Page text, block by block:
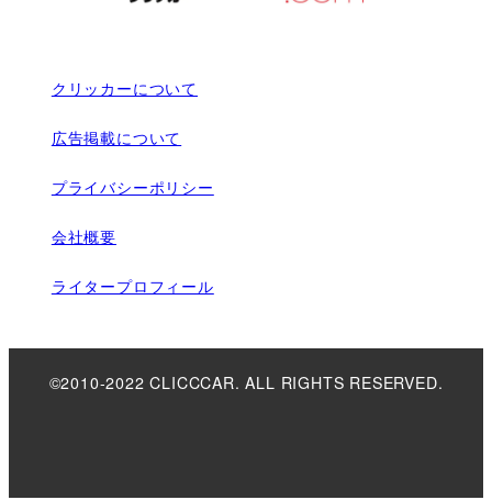
クリッカーについて
広告掲載について
プライバシーポリシー
会社概要
ライタープロフィール
©2010-2022 CLICCCAR. ALL RIGHTS RESERVED.